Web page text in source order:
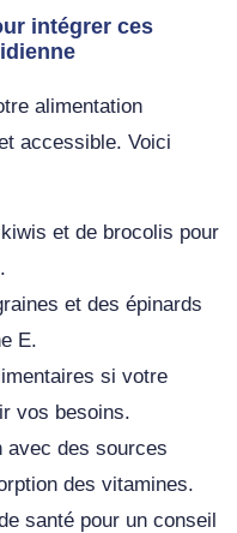
intégrer ces
alimentation
accessible. Voici
et de brocolis pour
et des épinards
E.
si votre
vos besoins.
avec des sources
des vitamines.
santé pour un conseil